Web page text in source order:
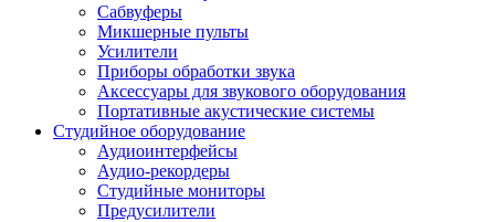
Сабвуферы
Микшерные пульты
Усилители
Приборы обработки звука
Аксессуары для звукового оборудования
Портативные акустические системы
Студийное оборудование
Аудиоинтерфейсы
Аудио-рекордеры
Студийные мониторы
Предусилители